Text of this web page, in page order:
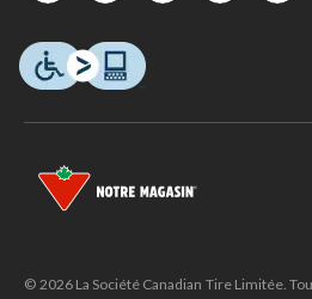
© 2026 La Société Canadian Tire Limitée.